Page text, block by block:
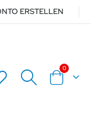
ERSTELLEN
Warenkorb
0Artikel